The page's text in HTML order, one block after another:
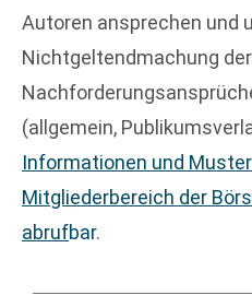
Autoren ansprechen und
Nichtgeltendmachung der
(allgemein,
Informationen und
Mitgliederbereich der
abrufbar.